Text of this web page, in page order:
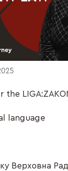
the
language
Верховна